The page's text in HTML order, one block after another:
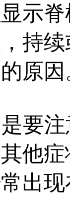
示
持
原因
要注
他
出